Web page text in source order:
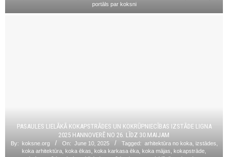
portāls par koksni
PASAULES LIELĀKĀ KOKAPSTRĀDES UN KOKRŪPNIECĪBAS IZSTĀDE LIGNA
2025 HANNOVERĒ NO 26. LĪDZ 30.MAIJAM
By: koksne.org On: June 10, 2025 Tagged: arhitektūra no koka izstādes
koka arhitektūra koka ēkas koka karkasa ēka koka mājas kokapstrāde